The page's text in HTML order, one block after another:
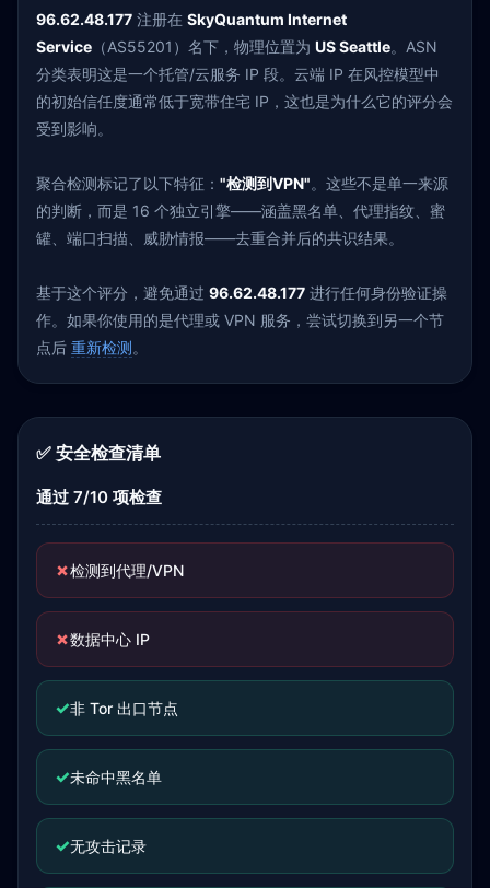
96.62.48.177 注册在 SkyQuantum Internet
Service （AS55201）名下，物理位置为 US Seattle。ASN
分类表明这是一个托管/云服务 IP 段。云端 IP 在风控模型中
的初始信任度通常低于宽带住宅 IP，这也是为什么它的评分会
受到影响。
聚合检测标记了以下特征： "检测到VPN"。这些不是单一来源
的判断，而是 16 个独立引擎——涵盖黑名单、代理指纹、蜜
罐、端口扫描、威胁情报——去重合并后的共识结果。
基于这个评分，避免通过 96.62.48.177 进行任何身份验证操
作。如果你使用的是代理或 VPN 服务，尝试切换到另一个节
点后 重新检测。
✅ 安全检查清单
通过 7/10 项检查
✗检测到代理/VPN
✗数据中心 IP
✓非 Tor 出口节点
✓未命中黑名单
✓无攻击记录